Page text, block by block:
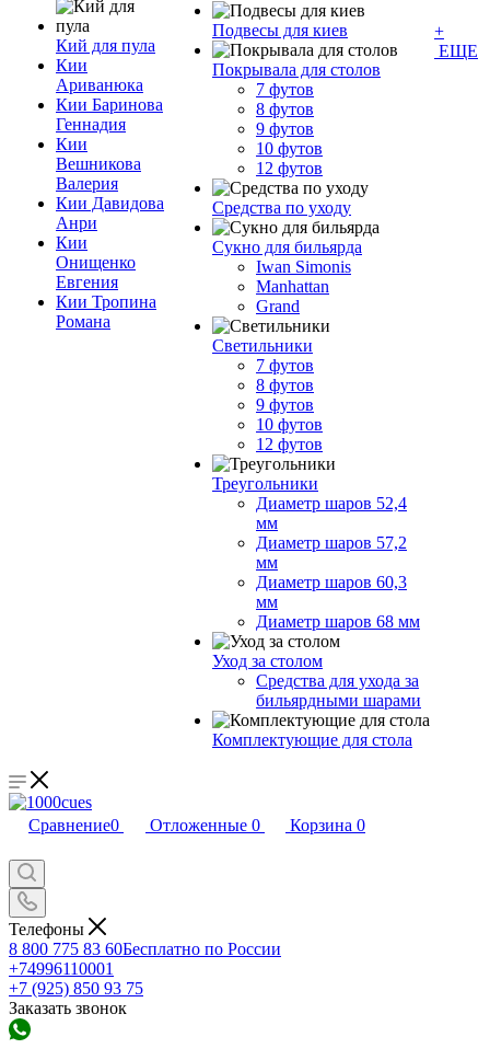
Кий для пула
Кии
Ариванюка
Кии Баринова
Геннадия
Кии
Вешникова
Валерия
Кии Давидова
Анри
Кии
Онищенко
Евгения
Кии Тропина
Романа
Подвесы для киев
Покрывала для столов
7 футов
8 футов
9 футов
10 футов
12 футов
Средства по уходу
Сукно для бильярда
Iwan Simonis
Manhattan
Grand
Светильники
7 футов
8 футов
9 футов
10 футов
12 футов
Треугольники
Диаметр шаров 52,4
мм
Диаметр шаров 57,2
мм
Диаметр шаров 60,3
мм
Диаметр шаров 68 мм
Уход за столом
Средства для ухода за
бильярдными шарами
Комплектующие для стола
+
ЕЩЕ
Сравнение0 Отложенные 0 Корзина 0
Телефоны
8 800 775 83 60Бесплатно по России
+74996110001
+7 (925) 850 93 75
Заказать звонок